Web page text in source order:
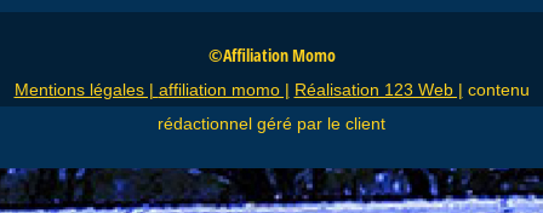
©Affiliation Momo
Mentions légales | affiliation momo | Réalisation 123 Web | contenu
rédactionnel géré par le client